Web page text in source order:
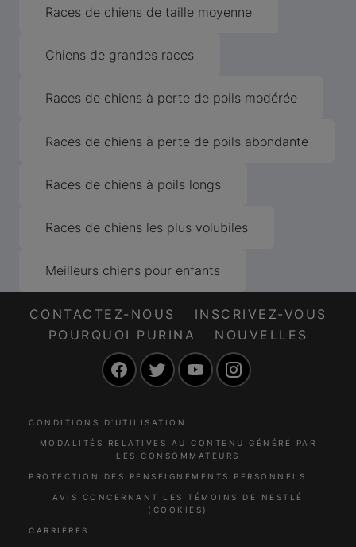
Races de chiens de taille moyenne
Chiens de grandes races
Races de chiens à perte de poils modérée
Races de chiens à perte de poils abondante
Races de chiens à poils longs
Races de chiens les plus volubiles
Meilleurs chiens pour enfants
CONTACTEZ-NOUS
INSCRIVEZ-VOUS
POURQUOI PURINA
NOUVELLES
FacebookTwitter YouTube
CONDITIONS D’UTILISATION
MODALITÉS RELATIVES AU CONTENU GÉNÉRÉ PAR
LES CONSOMMATEURS
PROTECTION DES RENSEIGNEMENTS PERSONNELS
AVIS CONCERNANT LES TÉMOINS DE NESTLÉ
(COOKIES)
CARRIÈRES